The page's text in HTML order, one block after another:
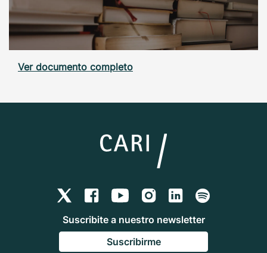
Ver documento completo
Suscribite a nuestro newsletter
Suscribirme